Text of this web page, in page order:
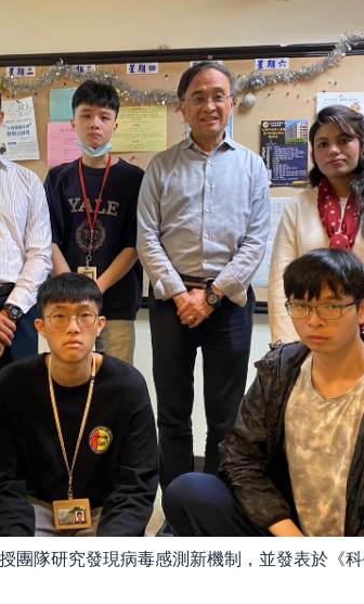
團隊研究發現病毒感測新機制，並發表於